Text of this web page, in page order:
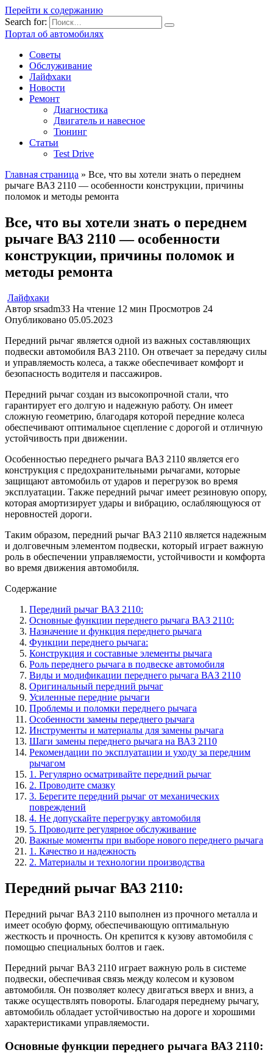
Перейти к содержанию
Search for:
Портал об автомобилях
Советы
Обслуживание
Лайфхаки
Новости
Ремонт
Диагностика
Двигатель и навесное
Тюнинг
Статьи
Test Drive
Главная страница » Все, что вы хотели знать о переднем
рычаге ВАЗ 2110 — особенности конструкции, причины
поломок и методы ремонта
Все, что вы хотели знать о переднем
рычаге ВАЗ 2110 — особенности
конструкции, причины поломок и
методы ремонта
Лайфхаки
Автор srsadm33 На чтение 12 мин Просмотров 24
Опубликовано 05.05.2023
Передний рычаг является одной из важных составляющих
подвески автомобиля ВАЗ 2110. Он отвечает за передачу силы
и управляемость колеса, а также обеспечивает комфорт и
безопасность водителя и пассажиров.
Передний рычаг создан из высокопрочной стали, что
гарантирует его долгую и надежную работу. Он имеет
сложную геометрию, благодаря которой передние колеса
обеспечивают оптимальное сцепление с дорогой и отличную
устойчивость при движении.
Особенностью переднего рычага ВАЗ 2110 является его
конструкция с предохранительными рычагами, которые
защищают автомобиль от ударов и перегрузок во время
эксплуатации. Также передний рычаг имеет резиновую опору,
которая амортизирует удары и вибрацию, ослабляющуюся от
неровностей дороги.
Таким образом, передний рычаг ВАЗ 2110 является надежным
и долговечным элементом подвески, который играет важную
роль в обеспечении управляемости, устойчивости и комфорта
во время движения автомобиля.
Содержание
Передний рычаг ВАЗ 2110:
Основные функции переднего рычага ВАЗ 2110:
Назначение и функция переднего рычага
Функции переднего рычага:
Конструкция и составные элементы рычага
Роль переднего рычага в подвеске автомобиля
Виды и модификации переднего рычага ВАЗ 2110
Оригинальный передний рычаг
Усиленные передние рычаги
Проблемы и поломки переднего рычага
Особенности замены переднего рычага
Инструменты и материалы для замены рычага
Шаги замены переднего рычага на ВАЗ 2110
Рекомендации по эксплуатации и уходу за передним
рычагом
1. Регулярно осматривайте передний рычаг
2. Проводите смазку
3. Берегите передний рычаг от механических
повреждений
4. Не допускайте перегрузку автомобиля
5. Проводите регулярное обслуживание
Важные моменты при выборе нового переднего рычага
1. Качество и надежность
2. Материалы и технологии производства
Передний рычаг ВАЗ 2110:
Передний рычаг ВАЗ 2110 выполнен из прочного металла и
имеет особую форму, обеспечивающую оптимальную
жесткость и прочность. Он крепится к кузову автомобиля с
помощью специальных болтов и гаек.
Передний рычаг ВАЗ 2110 играет важную роль в системе
подвески, обеспечивая связь между колесом и кузовом
автомобиля. Он позволяет колесу двигаться вверх и вниз, а
также осуществлять повороты. Благодаря переднему рычагу,
автомобиль обладает устойчивостью на дороге и хорошими
характеристиками управляемости.
Основные функции переднего рычага ВАЗ 2110: